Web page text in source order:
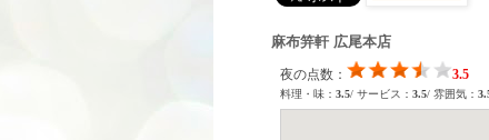
麻布笄軒 広尾本店